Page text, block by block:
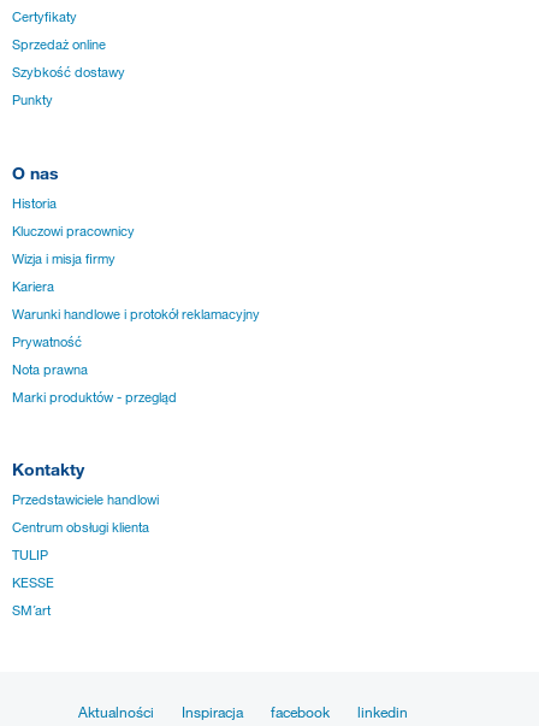
Certyfikaty
Sprzedaż online
Szybkość dostawy
Punkty
O nas
Historia
Kluczowi pracownicy
Wizja i misja firmy
Kariera
Warunki handlowe i protokół reklamacyjny
Prywatność
Nota prawna
Marki produktów - przegląd
Kontakty
Przedstawiciele handlowi
Centrum obsługi klienta
TULIP
KESSE
SM´art
Aktualności Inspiracja facebook
linkedin